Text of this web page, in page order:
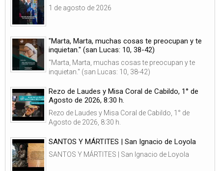
1 de agosto de 2026
"Marta, Marta, muchas cosas te preocupan y te
inquietan." (san Lucas: 10, 38-42)
"Marta, Marta, muchas cosas te preocupan y te
inquietan." (san Lucas: 10, 38-42)
Rezo de Laudes y Misa Coral de Cabildo, 1° de
Agosto de 2026, 8:30 h.
Rezo de Laudes y Misa Coral de Cabildo, 1° de
Agosto de 2026, 8:30 h.
SANTOS Y MÁRTITES | San Ignacio de Loyola
SANTOS Y MÁRTITES | San Ignacio de Loyola